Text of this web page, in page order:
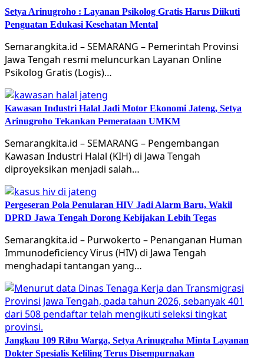
Setya Arinugroho : Layanan Psikolog Gratis Harus Diikuti
Penguatan Edukasi Kesehatan Mental
Semarangkita.id – SEMARANG – Pemerintah Provinsi
Jawa Tengah resmi meluncurkan Layanan Online
Psikolog Gratis (Logis)…
Kawasan Industri Halal Jadi Motor Ekonomi Jateng, Setya
Arinugroho Tekankan Pemerataan UMKM
Semarangkita.id – SEMARANG – Pengembangan
Kawasan Industri Halal (KIH) di Jawa Tengah
diproyeksikan menjadi salah…
Pergeseran Pola Penularan HIV Jadi Alarm Baru, Wakil
DPRD Jawa Tengah Dorong Kebijakan Lebih Tegas
Semarangkita.id – Purwokerto – Penanganan Human
Immunodeficiency Virus (HIV) di Jawa Tengah
menghadapi tantangan yang…
Jangkau 109 Ribu Warga, Setya Arinugraha Minta Layanan
Dokter Spesialis Keliling Terus Disempurnakan